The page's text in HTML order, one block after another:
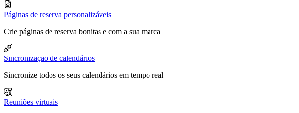
Páginas de reserva personalizáveis
Crie páginas de reserva bonitas e com a sua marca
Sincronização de calendários
Sincronize todos os seus calendários em tempo real
Reuniões virtuais